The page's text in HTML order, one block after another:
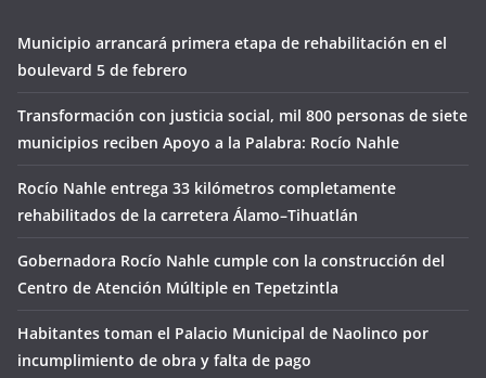
Municipio arrancará primera etapa de rehabilitación en el
boulevard 5 de febrero
Transformación con justicia social, mil 800 personas de siete
municipios reciben Apoyo a la Palabra: Rocío Nahle
Rocío Nahle entrega 33 kilómetros completamente
rehabilitados de la carretera Álamo–Tihuatlán
Gobernadora Rocío Nahle cumple con la construcción del
Centro de Atención Múltiple en Tepetzintla
Habitantes toman el Palacio Municipal de Naolinco por
incumplimiento de obra y falta de pago